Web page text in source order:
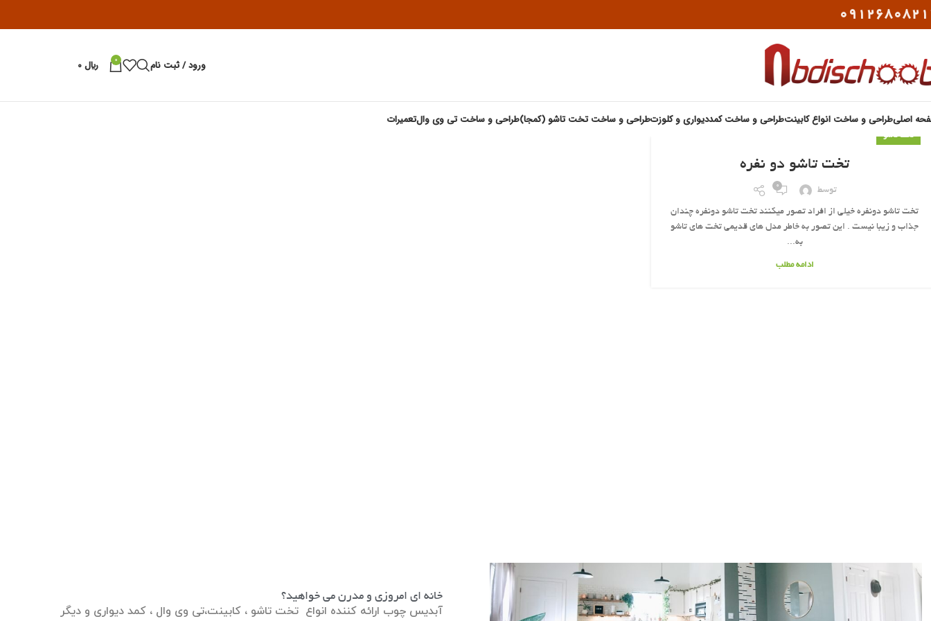
ورود / ثبت نام 0 ﷼
اصلیطراحی و ساخت انواع کابینتطراحی و ساخت کمددیواری و کلوزتطراحی و ساخت تخت تاشو (کمجا)طراحی و ساخت تی وی والتعمیرات
تخت تاشو
تخت تاشو دو نفره
توسط 0
تخت تاشو دونفره خیلی از افراد تصور میکنند تخت تاشو دونفره چندان
جذاب و زیبا نیست . این تصور به خاطر مدل های قدیمی تخت های تاشو
به...
ادامه مطلب
خانه ای امروزی و مدرن می خواهید؟
آبدیس چوب ارائه کننده انواع تخت تاشو ، کابینت،تی وی وال ، کمد دیواری و دیگر